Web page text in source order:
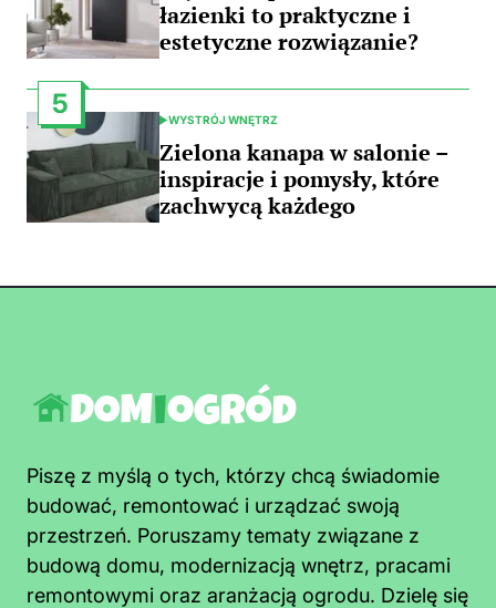
łazienki to praktyczne i
estetyczne rozwiązanie?
5
POSTED
IN
WYSTRÓJ WNĘTRZ
Zielona kanapa w salonie –
inspiracje i pomysły, które
zachwycą każdego
Piszę z myślą o tych, którzy chcą świadomie
budować, remontować i urządzać swoją
przestrzeń. Poruszamy tematy związane z
budową domu, modernizacją wnętrz, pracami
remontowymi oraz aranżacją ogrodu. Dzielę się